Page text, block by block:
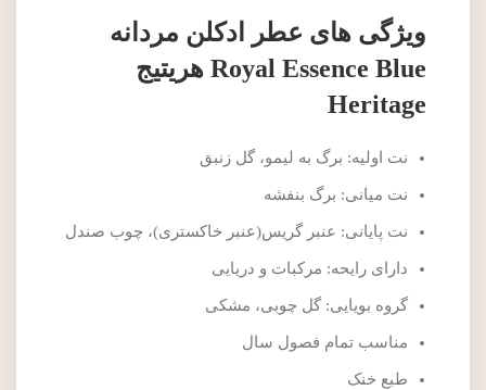
ویژگی های عطر ادکلن مردانه
Royal Essence Blue هریتیج
Heritage
نت اولیه: برگ به لیمو، گل زنبق
نت میانی: برگ بنفشه
نت پایانی: عنبر گریس(عنبر خاکستری)، چوب صندل
دارای رایحه: مرکبات و دریایی
گروه بویایی: گل چوبی، مشکی
مناسب تمام فصول سال
طبع خنک